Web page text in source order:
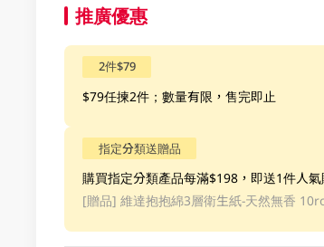
推廣優惠
2件$79
$79任揀2件；數量有限，售完即止
指定分類送贈品
購買指定分類產品每滿$198，即送1件人
[贈品] 維達抱抱綿3層衛生紙-天然無香